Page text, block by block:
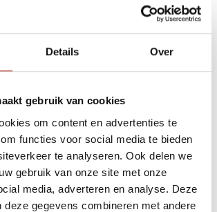
Details Over
gebruik van cookies
om content en advertenties te
functies voor social media te bieden
te analyseren. Ook delen we
gebruik van onze site met onze
media, adverteren en analyse. Deze
deze gegevens combineren met andere
Producten getagd met
66 cm